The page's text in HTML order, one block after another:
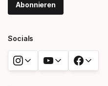
Abonnieren
Socials